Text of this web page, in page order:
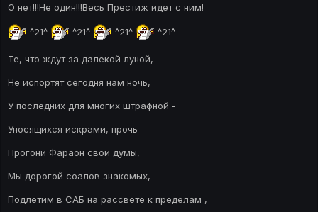
О нет!!!Не один!!!Весь Престиж идет с ним!
^21^ ^21^ ^21^ ^21^
Те, что ждут за далекой луной,
Не испортят сегодня нам ночь,
У последних для многих штрафной -
Уносящихся искрами, прочь
Прогони Фараон свои думы,
Мы дорогой соалов знакомых,
Подлетим в САБ на рассвете к пределам ,